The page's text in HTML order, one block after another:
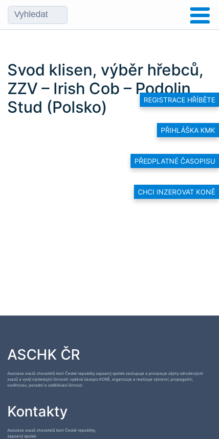
REGISTRACE HŘÍBĚTE
PŘIHLÁŠKA KMK
PŘEDPLATNÉ ČASOPISU
CHCI INZEROVAT KONĚ
Svod klisen, výběr hřebců,
ZZV – Irish Cob – Podolin
Stud (Polsko)
ASCHK ČR
Asociace svazů chovatelů koní České republiky zapsaný spolek zastupuje a prosazuje zájmy sdruženýcvh
svazů a vyvíjí následující činnosti: vydává časopis KONĚ, organizuje a realizuje výstavní, propagační,
osvětovou, poradní a vzdělávací činnost.
Kontakty
Asociace svazů chovatelů koní České republiky,
zapsaný spolek